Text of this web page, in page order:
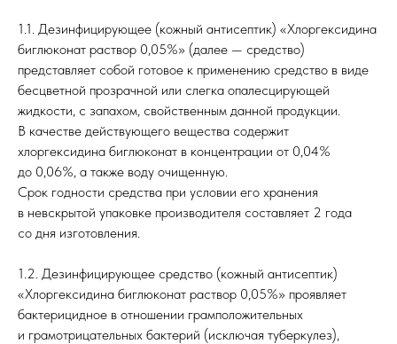
1.1. Дезинфицирующее (кожный антисептик) «Хлоргексидина
биглюконат раствор 0,05%» (далее — средство)
представляет собой готовое к применению средство в виде
бесцветной прозрачной или слегка опалесцирующей
жидкости, с запахом, свойственным данной продукции.
В качестве действующего вещества содержит
хлоргексидина биглюконат в концентрации от 0,04%
до 0,06%, а также воду очищенную.
Срок годности средства при условии его хранения
в невскрытой упаковке производителя составляет 2 года
со дня изготовления.
1.2. Дезинфицирующее средство (кожный антисептик)
«Хлоргексидина биглюконат раствор 0,05%» проявляет
бактерицидное в отношении грамположительных
и грамотрицательных бактерий (исключая туберкулез),